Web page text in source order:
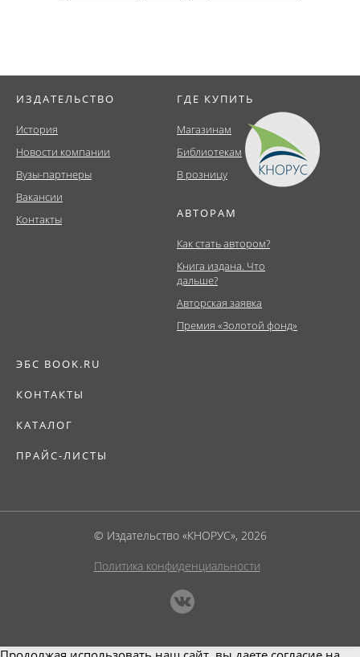
ИЗДАТЕЛЬСТВО
История
Новости компании
Вузы-партнеры
Вакансии
Контакты
ГДЕ КУПИТЬ
Магазинам
Библиотекам
В розницу
АВТОРАМ
Как стать автором?
Книга издана. Что
дальше?
Авторская заявка
Премия «Золотой фонд»
ЭБС BOOK.RU
КОНТАКТЫ
КАТАЛОГ
ПРАЙС-ЛИСТЫ
© Издательство «КНОРУС», 2026
Политика конфиденциальности